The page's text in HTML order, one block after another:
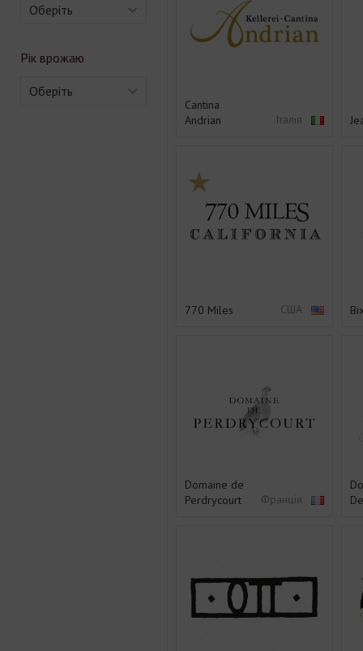
Оберіть
Рік врожаю
Оберіть
Cantina
Andrian
Італія
770 Miles США
Domaine de
Perdrycourt
Франція